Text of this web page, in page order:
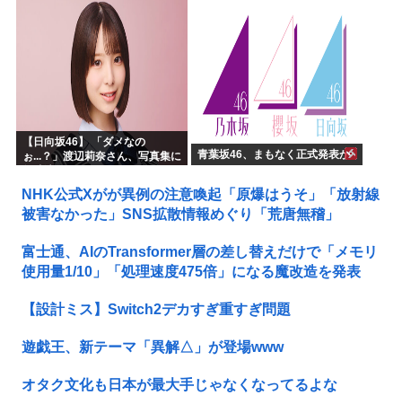
【日向坂46】 「ダメなの
ぉ...？」渡辺莉奈さん、写真集に
青葉坂46、まもなく正式発表か
NHK公式Xがが異例の注意喚起「原爆はうそ」「放射線
被害なかった」SNS拡散情報めぐり「荒唐無稽」
富士通、AIのTransformer層の差し替えだけで「メモリ
使用量1/10」「処理速度475倍」になる魔改造を発表
【設計ミス】Switch2デカすぎ重すぎ問題
遊戯王、新テーマ「異解△」が登場www
オタク文化も日本が最大手じゃなくなってるよな